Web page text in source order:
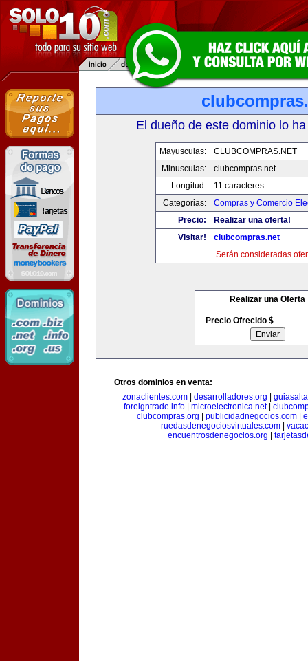
El dueño de este dominio lo
Mayusculas:
CLUBCOMPRAS.NET
Minusculas:
clubcompras.net
Longitud:
11 caracteres
Categorias:
Compras y Comercio
Precio:
Realizar una oferta!
Visitar!
clubcompras.net
Serán consideradas
Realizar una Oferta
Precio Ofrecido $
Otros dominios en venta:
zonaclientes.com| desarrolladores.org
foreigntrade.info
microelectronica.net|
clubcompras.org
publicidadnegocios.com
ruedasdenegociosvirtuales.com|
encuentrosdenegocios.org